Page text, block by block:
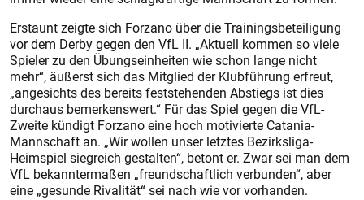
Erstaunt zeigte sich Forzano über die Trainingsbeteiligung
vor dem Derby gegen den VfL II. „Aktuell kommen so viele
Spieler zu den Übungseinheiten wie schon lange nicht
mehr“, äußerst sich das Mitglied der Klubführung erfreut,
„angesichts des bereits feststehenden Abstiegs ist dies
durchaus bemerkenswert.“ Für das Spiel gegen die VfL-
Zweite kündigt Forzano eine hoch motivierte Catania-
Mannschaft an. „Wir wollen unser letztes Bezirksliga-
Heimspiel siegreich gestalten“, betont er. Zwar sei man dem
VfL bekanntermaßen „freundschaftlich verbunden“, aber
eine „gesunde Rivalität“ sei nach wie vor vorhanden.